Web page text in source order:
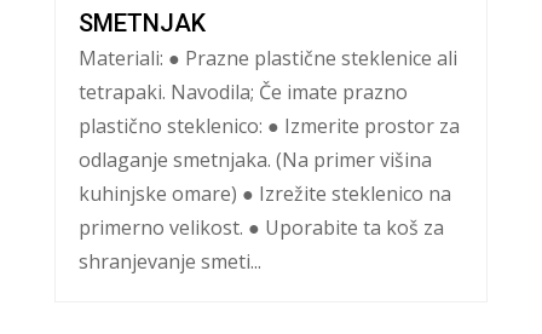
SMETNJAK
Materiali: ● Prazne plastične steklenice ali
tetrapaki. Navodila; Če imate prazno
plastično steklenico: ● Izmerite prostor za
odlaganje smetnjaka. (Na primer višina
kuhinjske omare) ● Izrežite steklenico na
primerno velikost. ● Uporabite ta koš za
shranjevanje smeti...